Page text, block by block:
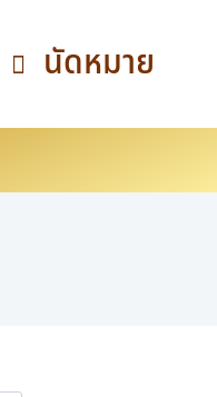
นัดหมาย